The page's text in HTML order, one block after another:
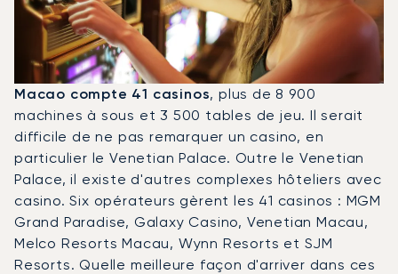
Macao compte 41 casinos, plus de 8 900
machines à sous et 3 500 tables de jeu. Il serait
difficile de ne pas remarquer un casino, en
particulier le Venetian Palace. Outre le Venetian
Palace, il existe d'autres complexes hôteliers avec
casino. Six opérateurs gèrent les 41 casinos : MGM
Grand Paradise, Galaxy Casino, Venetian Macau,
Melco Resorts Macau, Wynn Resorts et SJM
Resorts. Quelle meilleure façon d'arriver dans ces